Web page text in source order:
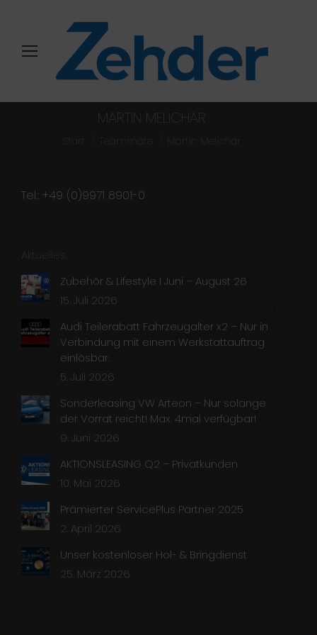
MARTIN MELICHAR
Sie befinden sich hier:
Start Teammate
Tel.: +49 (0)9971 8901-0
Aktuelles
Zubehör & Lifestyle I Juni – August 26
15. Juli 2026
Audi Teilerabatt Fahrzeugalter x2 – Nur in
Verbindung mit einem Werkstattauftrag
einlösbar.
5. Juli 2026
Sonderleasing VW Arteon – Nur solange
der Vorrat reicht! Max. 4mal verfügbar!
9. Juni 2026
AKTIONSLEASING Q2 – Privatkunden
10. Mai 2026
Prämierter ServicePlus Partner 2025
2. April 2026
Unser kostenloser Hol- & Bringdienst
25. März 2026